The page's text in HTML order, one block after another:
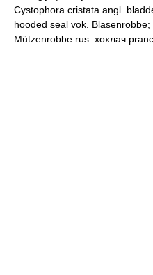
Cystophora cristata angl.
hooded seal vok.
Mützenrobbe rus. хохлач